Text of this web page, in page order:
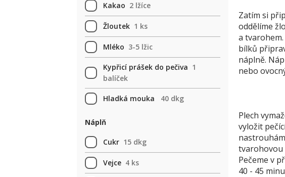
Kakao 2 lžíce
Žloutek 1 ks
Mléko 3-5 lžic
Kypřicí prášek do pečiva 1
balíček
Hladká mouka 40 dkg
Náplň
Cukr 15 dkg
Vejce 4 ks
Zatím si
oddělíme
a
bílků
náplně.
nebo
Plech
vyložit
tvarohovou
Pečeme v
40 - 45